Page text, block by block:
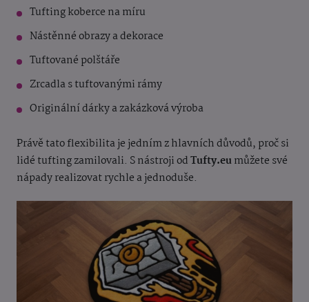
Tufting koberce na míru
Nástěnné obrazy a dekorace
Tuftované polštáře
Zrcadla s tuftovanými rámy
Originální dárky a zakázková výroba
Právě tato flexibilita je jedním z hlavních důvodů, proč si
lidé tufting zamilovali. S nástroji odTufty.eumůžete své
nápady realizovat rychle a jednoduše.